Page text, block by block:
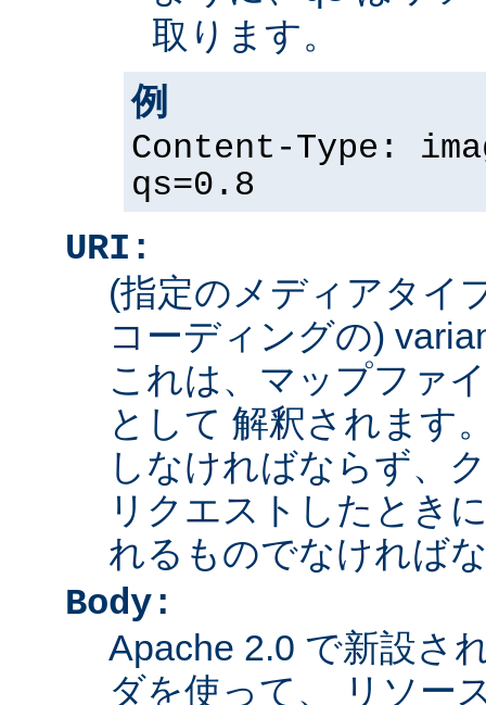
取ります。
例
Content-Type:
qs=0.8
URI:
(指定のメディアタイ
コーディングの)
これは、マップファ
として 解釈されます
しなければならず、
リクエストしたとき
れるものでなければ
Body:
Apache 2.0 で新設さ
ダを使って、 リソー